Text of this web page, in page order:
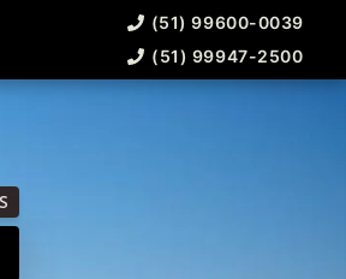
(51) 99600-0039
(51) 99947-2500